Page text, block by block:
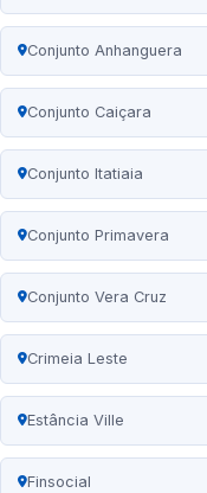
Conjunto Anhanguera
Conjunto Caiçara
Conjunto Itatiaia
Conjunto Primavera
Conjunto Vera Cruz
Crimeia Leste
Estância Ville
Finsocial